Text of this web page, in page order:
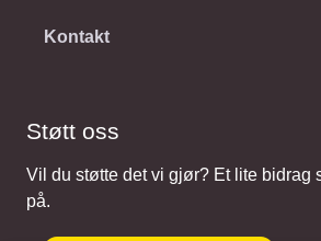
Kontakt
Støtt oss
Vil du støtte det vi gjør? Et lite bidrag
på.